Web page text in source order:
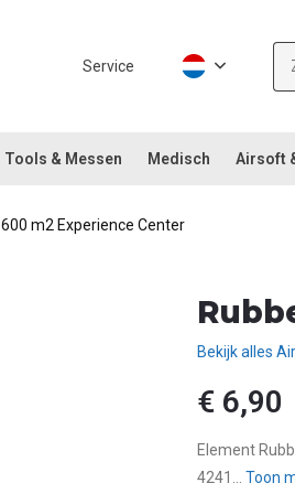
Service
Tools & Messen Medisch Airsoft
600 m2 Experience Center
Bekijk alles
€ 6,90
Element
4241...Toon